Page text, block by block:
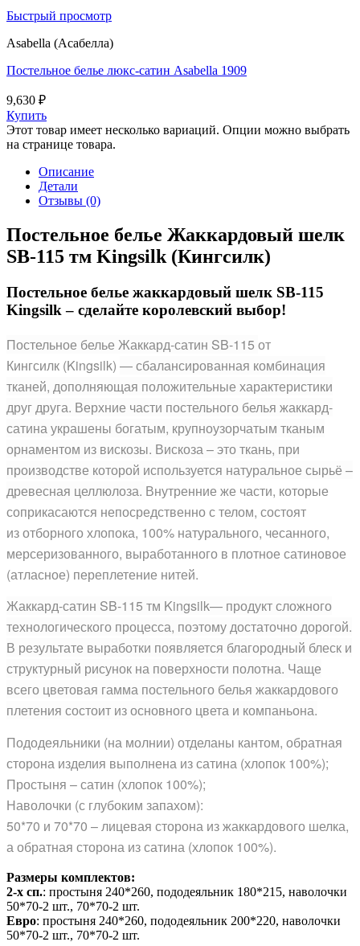
Быстрый просмотр
Asabella (Асабелла)
Постельное белье люкс-сатин Asabella 1909
9,630 ₽
Купить
Этот товар имеет несколько вариаций. Опции можно выбрать
на странице товара.
Описание
Детали
Отзывы (0)
Постельное белье Жаккардовый шелк
SB-115 тм Kingsilk (Кингсилк)
Постельное белье жаккардовый шелк SB-115
Kingsilk – сделайте королевский выбор!
Постельное белье Жаккард-сатин SB-115 от
Кингсилк (Kingsilk) — сбалансированная комбинация
тканей, дополняющая положительные характеристики
друг друга. Верхние части постельного белья жаккард-
сатина украшены богатым, крупноузорчатым тканым
орнаментом из вискозы. Вискоза – это ткань, при
производстве которой используется натуральное сырьё –
древесная целлюлоза. Внутренние же части, которые
соприкасаются непосредственно с телом, состоят
из отборного хлопока, 100% натурального, чесанного,
мерсеризованного, выработанного в плотное сатиновое
(атласное) переплетение нитей.
Жаккард-сатин SB-115 тм Kingsilk— продукт сложного
технологического процесса, поэтому достаточно дорогой.
В результате выработки появляется благородный блеск и
структурный рисунок на поверхности полотна. Чаще
всего цветовая гамма постельного белья жаккардового
плетения состоит из основного цвета и компаньона.
Пододеяльники (на молнии) отделаны кантом, обратная
сторона изделия выполнена из сатина (хлопок 100%);
Простыня – сатин (хлопок 100%);
Наволочки (с глубоким запахом):
50*70 и 70*70 – лицевая сторона из жаккардового шелка,
а обратная сторона из сатина (хлопок 100%).
Размеры комплектов:
2-х сп.: простыня 240*260, пододеяльник 180*215, наволочки
50*70-2 шт., 70*70-2 шт.
Евро: простыня 240*260, пододеяльник 200*220, наволочки
50*70-2 шт., 70*70-2 шт.